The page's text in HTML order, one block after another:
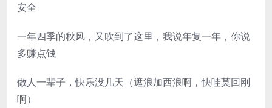
安全
一年四季的秋风，又吹到了这里，我说年复一年，你说
多赚点钱
做人一辈子，快乐没几天（遮浪加西浪啊，快哇莫回刚
啊）